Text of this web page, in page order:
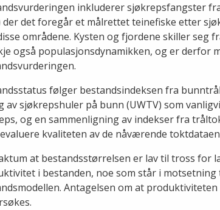
inkluderer sjøkrepsfangster
der det foregår et målrettet teinefiske etter
områdene. Kysten og fjordene skiller seg
også populasjonsdynamikken, og er derfor
følger bestandsindeksen fra
av sjøkrepshuler på bunn (UWTV) som
og en sammenligning av indekser fra
kvaliteten av de nåværende
at bestandsstørrelsen er lav til tross for
i bestanden, noe som står i
Antagelsen om at